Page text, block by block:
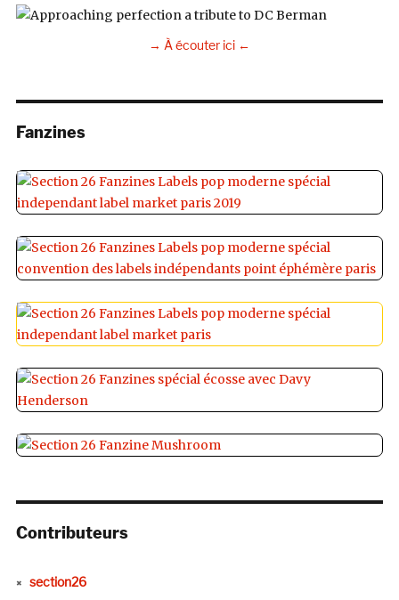
→ À écouter ici ←
Fanzines
Contributeurs
section26